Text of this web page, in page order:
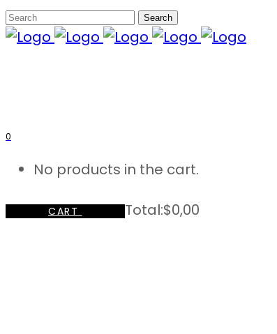
0
No products in the cart.
CART Total:$0,00